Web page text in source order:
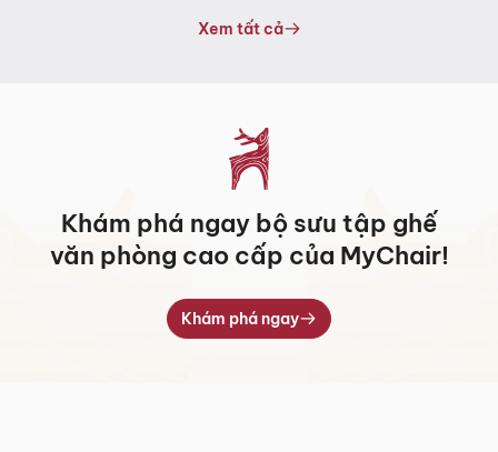
Xem tất cả
Khám phá ngay bộ sưu tập ghế
văn phòng cao cấp của MyChair!
Khám phá ngay